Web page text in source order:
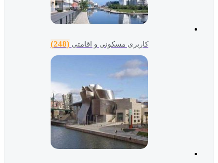
کاربری مسکونی و اقامتی (248)